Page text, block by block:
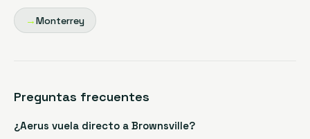
→Monterrey
Preguntas frecuentes
¿Aerus vuela directo a Brownsville?